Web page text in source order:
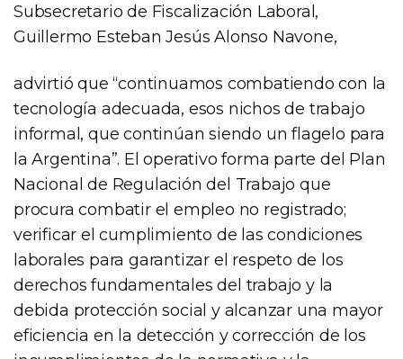
Subsecretario de Fiscalización Laboral,
Guillermo Esteban Jesús Alonso Navone,
advirtió que “continuamos combatiendo con la
tecnología adecuada, esos nichos de trabajo
informal, que continúan siendo un flagelo para
la Argentina”. El operativo forma parte del Plan
Nacional de Regulación del Trabajo que
procura combatir el empleo no registrado;
verificar el cumplimiento de las condiciones
laborales para garantizar el respeto de los
derechos fundamentales del trabajo y la
debida protección social y alcanzar una mayor
eficiencia en la detección y corrección de los